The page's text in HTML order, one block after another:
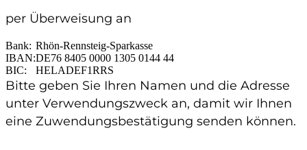
per Überweisung an
Bank: Rhön-Rennsteig-Sparkasse
IBAN:DE76 8405 0000 1305 0144 44
BIC:
HELADEF1RRS
Bitte geben Sie Ihren Namen und die Adresse
unter Verwendungszweck an, damit wir Ihnen
eine Zuwendungsbestätigung senden können.